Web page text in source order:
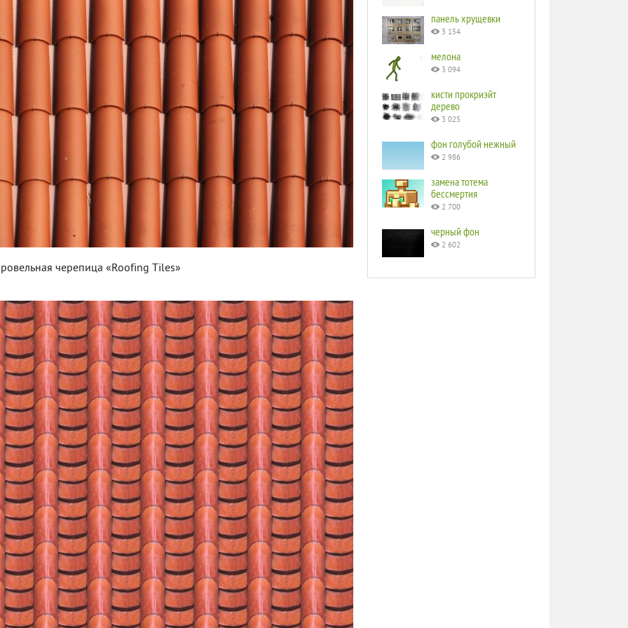
черепица «Roofing Tiles»
панель хрущевки
3 154
мелона
3 094
кисти прокриэйт
дерево
3 025
фон голубой нежный
2 986
замена тотема
бессмертия
2 700
черный фон
2 602